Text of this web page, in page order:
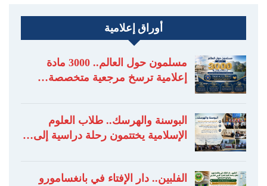
أوراق إعلامية
مسلمون حول العالم.. 3000 مادة
إعلامية ترسخ مرجعية متخصصة…
البوسنة والهرسك.. طلاب العلوم
الإسلامية يختتمون رحلة دراسية إلى…
الفلبين.. دار الإفتاء في بانغسامورو